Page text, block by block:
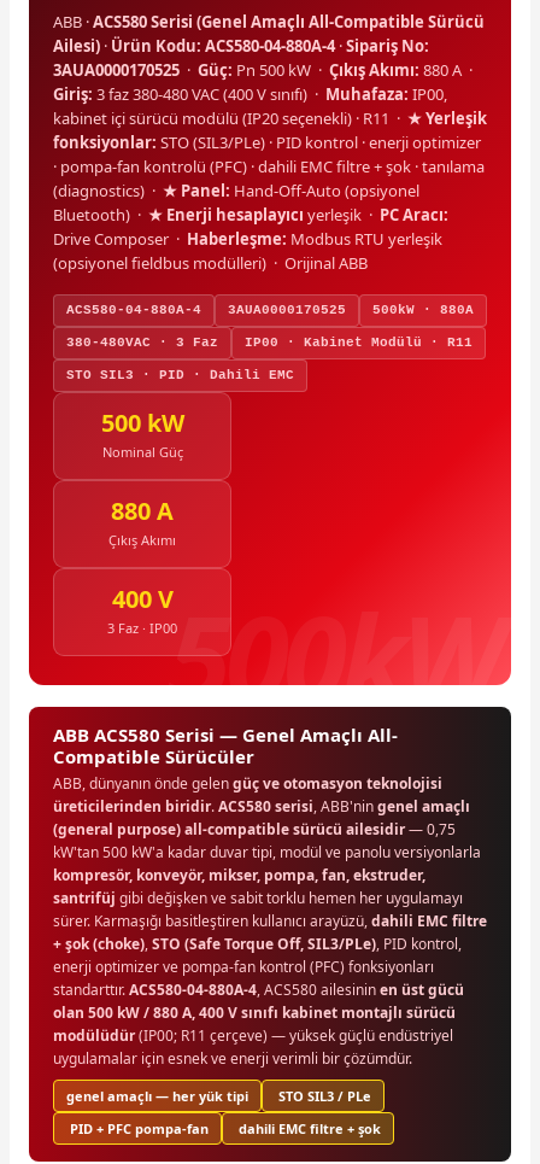
ABB ·ACS580 Serisi (Genel Amaçlı All-Compatible Sürücü
Ailesi) · Ürün Kodu: ACS580-04-880A-4·Sipariş No:
3AUA0000170525 · Güç: Pn 500 kW · Çıkış Akımı: 880 A ·
Giriş: 3 faz 380-480 VAC (400 V sınıfı) · Muhafaza: IP00,
kabinet içi sürücü modülü (IP20 seçenekli) · R11 · ★ Yerleşik
fonksiyonlar: STO (SIL3/PLe) · PID kontrol · enerji optimizer
· pompa-fan kontrolü (PFC) · dahili EMC filtre + şok · tanılama
(diagnostics) · ★ Panel: Hand-Off-Auto (opsiyonel
Bluetooth) · ★ Enerji hesaplayıcı yerleşik · PC Aracı:
Drive Composer · Haberleşme: Modbus RTU yerleşik
(opsiyonel fieldbus modülleri) · Orijinal ABB
ACS580-04-880A-4 3AUA0000170525 500kW · 880A
380-480VAC · 3 Faz IP00 · Kabinet Modülü · R11
STO SIL3 · PID · Dahili EMC
500 kW
Nominal Güç
880 A
Çıkış Akımı
400 V
3 Faz · IP00
ABB ACS580 Serisi — Genel Amaçlı All-
Compatible Sürücüler
ABB, dünyanın önde gelengüç ve otomasyon teknolojisi
üreticilerinden biridir.ACS580 serisi, ABB'ningenel amaçlı
(general purpose) all-compatible sürücü ailesidir— 0,75
kW'tan 500 kW'a kadar duvar tipi, modül ve panolu versiyonlarla
kompresör, konveyör, mikser, pompa, fan, ekstruder,
santrifüj gibi değişken ve sabit torklu hemen her uygulamayı
sürer. Karmaşığı basitleştiren kullanıcı arayüzü,dahili EMC filtre
+ şok (choke),STO (Safe Torque Off, SIL3/PLe), PID kontrol,
enerji optimizer ve pompa-fan kontrol (PFC) fonksiyonları
standarttır.ACS580-04-880A-4, ACS580 ailesininen üst gücü
olan 500 kW / 880 A, 400 V sınıfı kabinet montajlı sürücü
modülüdür(IP00; R11 çerçeve) — yüksek güçlü endüstriyel
uygulamalar için esnek ve enerji verimli bir çözümdür.
genel amaçlı — her yük tipi
STO SIL3 / PLe
PID + PFC pompa-fan
dahili EMC filtre + şok